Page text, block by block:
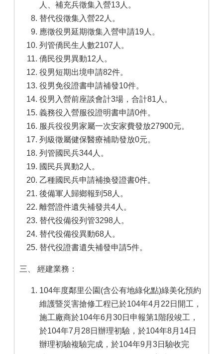
人、補充兵徵集入營13人。
替代役徵集入營22人。
應徵役男延期徵集入營申請19人。
列管僑民生人數2107人。
僑民役男異動12人。
役男短期出境申請82件。
役男免役證書申請補發10件。
役男入營前座談會計3場，合計81人。
義務役入營服役證明書申請0件。
服兵役役男家屬一次安家費發放27900元。
列級徵屬健保醫療補助發放0元。
列管國民兵344人。
國民兵異動2人。
乙種國民兵申請補換發證書0件。
後備軍人歸鄉報到58人。
離營證件遺失補發共4人。
替代役備役列管3298人。
替代役備役異動68人。
替代役證書遺失補發申請5件。
三、 經建業務：
104年度鄰里公園(含公有地綠化點)綠美化預約
維護暨災害搶修工程已於104年4月22日開工，
施工廠商於104年6月30日申報第1階段竣工，
於104年7月28日辦理初驗，於104年8月14日
辦理初驗複驗完成，於104年9月3日驗收完